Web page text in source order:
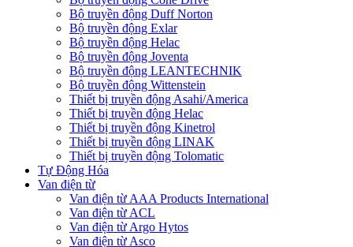
Bộ truyền động Duff Norton
Bộ truyền động Exlar
Bộ truyền động Helac
Bộ truyền động Joventa
Bộ truyền động LEANTECHNIK
Bộ truyền động Wittenstein
Thiết bị truyền động Asahi/America
Thiết bị truyền động Helac
Thiết bị truyền động Kinetrol
Thiết bị truyền động LINAK
Thiết bị truyền động Tolomatic
Tự Động Hóa
Van điện từ
Van điện từ AAA Products International
Van điện từ ACL
Van điện từ Argo Hytos
Van điện từ Asco